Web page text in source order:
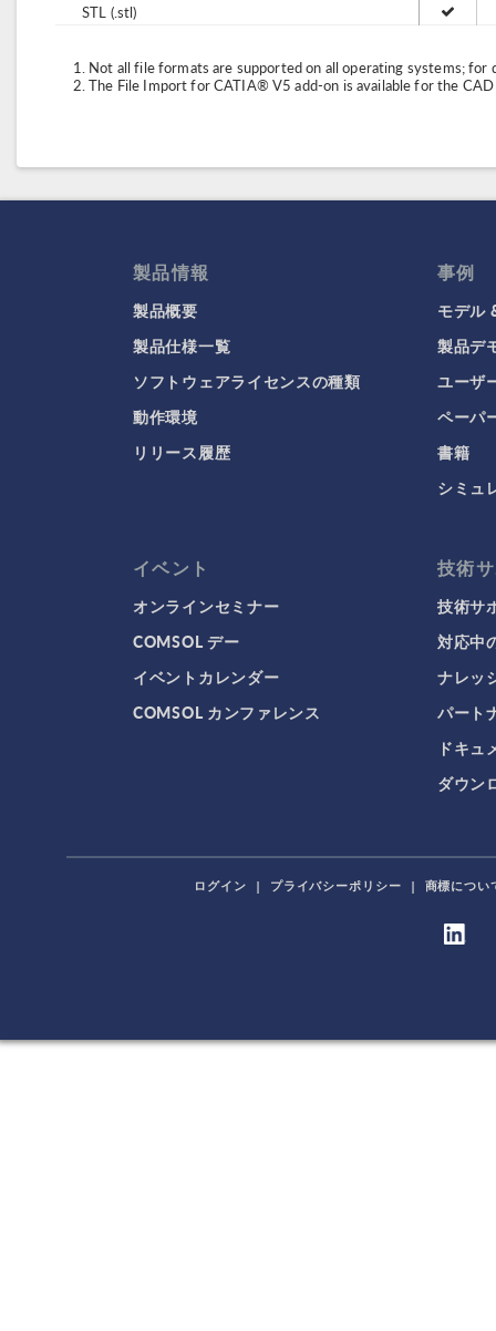
STL (.stl)
Not all file formats are supported on all operating systems; for
The File Import for CATIA® V5 add-on is available for the
製品情報
製品概要
製品仕様一覧
ソフトウェアライセンスの種類
動作環境
リリース履歴
事例
モデル
製品デ
ユーザ
ペーパ
書籍
シミュ
イベント
オンラインセミナー
COMSOL デー
イベントカレンダー
COMSOL カンファレンス
技術
技術サ
対応中
ナレッ
パート
ドキュ
ダウン
ログイン | プライバシーポリシー | 商標につい